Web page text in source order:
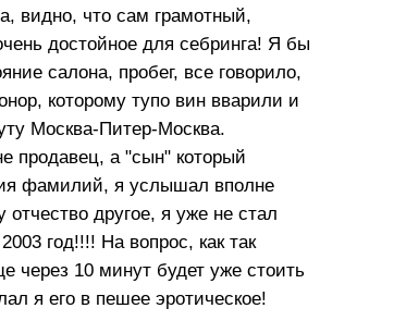
видно, что сам грамотный,
достойное для себринга! Я бы
салона, пробег, все говорило,
которому тупо вин вварили и
Москва-Питер-Москва.
продавец, а "сын" который
фамилий, я услышал вполне
другое, я уже не стал
год!!!! На вопрос, как так
через 10 минут будет уже стоить
я его в пешее эротическое!